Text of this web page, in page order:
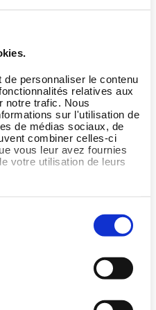
personnaliser le contenu
relatives aux
notre trafic. Nous
sur l'utilisation de
de médias sociaux, de
combiner celles-ci
vous leur avez fournies
votre utilisation de leurs